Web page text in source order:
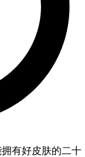
有好皮肤的二十